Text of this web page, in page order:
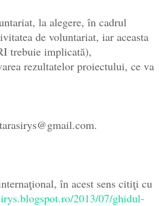
la alegere, în cadrul
de voluntariat, iar aceasta
trebuie implicată),
rezultatelor proiectului, ce va
în acest sens citiţi cu
2013/07/ghidul-